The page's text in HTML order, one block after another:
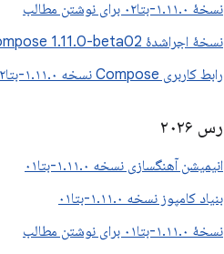
نسخهٔ ۱.۱۱.۰-بتا۰۲ برای نوشتن مطالب
نسخهٔ اجراشدهٔ Compose 1.11.0-beta02
رابط کاربری Compose نسخه ۱.۱۱.۰-بتا۰۲
انیمیشن آهنگسازی نسخه ۱.۱۱.۰-بتا۰۱
بنیاد کامپوز نسخه ۱.۱۱.۰-بتا۰۱
نسخهٔ ۱.۱۱.۰-بتا۰۱ برای نوشتن مطالب